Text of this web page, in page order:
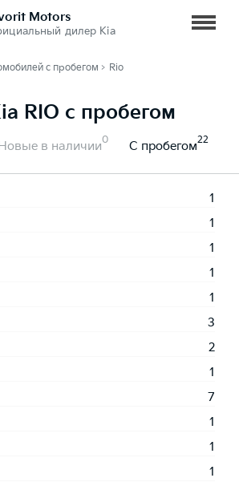
Motors
дилер Kia
с пробегом Rio
RIO с пробегом
в наличии0 С пробегом22
1
1
1
1
1
3
2
1
7
1
1
1